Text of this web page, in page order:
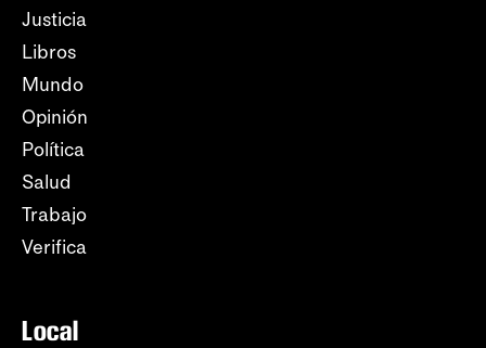
Justicia
Libros
Mundo
Opinión
Política
Salud
Trabajo
Verifica
Local